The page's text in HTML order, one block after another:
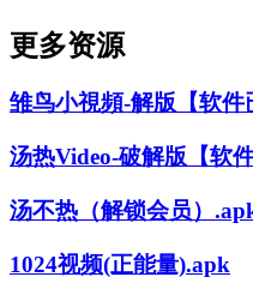
更多资源
雏鸟小視頻-解版【软
汤热Video-破解版【软
汤不热（解锁会员）
1024视频(正能量).apk